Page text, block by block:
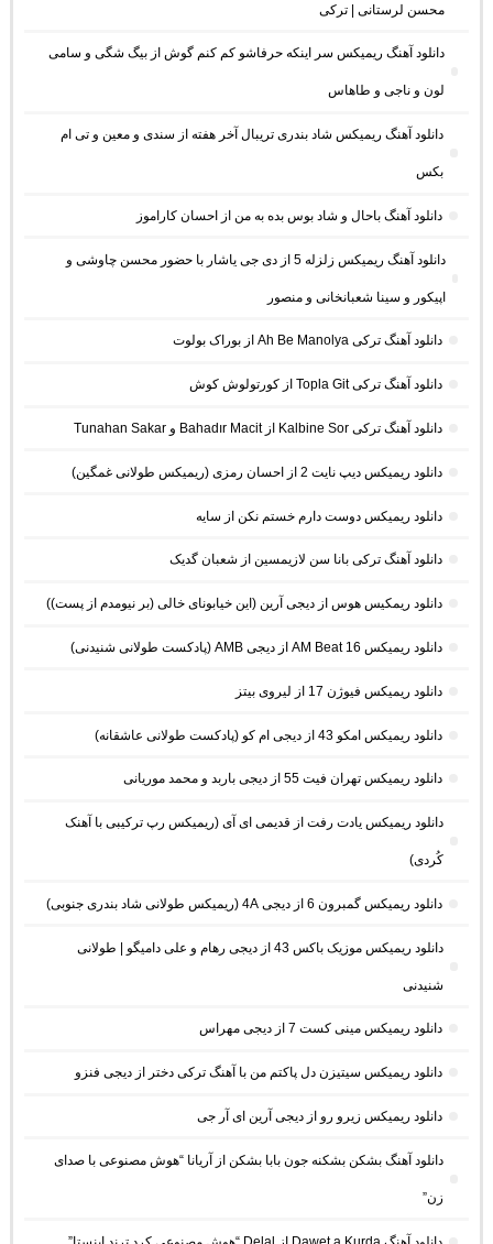
محسن لرستانی | ترکی
دانلود آهنگ ریمیکس سر اینکه حرفاشو کم کنم گوش از بیگ شگی و سامی
لون و ناجی و طاهاس
دانلود آهنگ ریمیکس شاد بندری تریبال آخر هفته از سندی و معین و تی ام
بکس
دانلود آهنگ باحال و شاد بوس بده به من از احسان کاراموز
دانلود آهنگ ریمیکس زلزله 5 از دی جی یاشار با حضور محسن چاوشی و
اپیکور و سینا شعبانخانی و منصور
دانلود آهنگ ترکی Ah Be Manolya از بوراک بولوت
دانلود آهنگ ترکی Topla Git از کورتولوش کوش
دانلود آهنگ ترکی Kalbine Sor از Bahadır Macit و Tunahan Sakar
دانلود ریمیکس دیپ نایت 2 از احسان رمزی (ریمیکس طولانی غمگین)
دانلود ریمیکس دوست دارم خستم نکن از سایه
دانلود آهنگ ترکی بانا سن لازیمسین از شعبان گدیک
دانلود ریمکیس هوس از دیجی آرین (این خیابونای خالی (بر نیومدم از پست))
دانلود ریمیکس AM Beat 16 از دیجی AMB (پادکست طولانی شنیدنی)
دانلود ریمیکس فیوژن 17 از لیروی بیتز
دانلود ریمیکس امکو 43 از دیجی ام کو (پادکست طولانی عاشقانه)
دانلود ریمیکس تهران فیت 55 از دیجی باربد و محمد موریانی
دانلود ریمیکس یادت رفت از قدیمی ای آی (ریمیکس رپ ترکیبی با آهنک
کُردی)
دانلود ریمیکس گمبرون 6 از دیجی 4A (ریمیکس طولانی شاد بندری جنوبی)
دانلود ریمیکس موزیک باکس 43 از دیجی رهام و علی دامیگو | طولانی
شنیدنی
دانلود ریمیکس مینی کست 7 از دیجی مهراس
دانلود ریمیکس سیتیزن دل پاکتم من با آهنگ ترکی دختر از دیجی فنزو
دانلود ریمیکس زیرو رو از دیجی آرین ای آر جی
دانلود آهنگ بشکن بشکنه جون بابا بشکن از آریانا “هوش مصنوعی با صدای
زن”